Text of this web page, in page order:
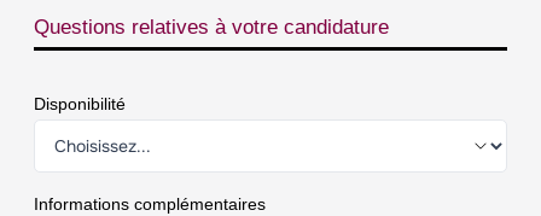
Questions relatives à votre candidature
Disponibilité
Informations complémentaires